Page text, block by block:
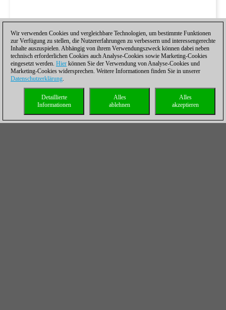
Wir verwenden Cookies und vergleichbare Technologien, um bestimmte Funktionen
zur Verfügung zu stellen, die Nutzererfahrungen zu verbessern und interessengerechte
Inhalte auszuspielen. Abhängig von ihrem Verwendungszweck können dabei neben
technisch erforderlichen Cookies auch Analyse-Cookies sowie Marketing-Cookies
eingesetzt werden. Hier können Sie der Verwendung von Analyse-Cookies und
Marketing-Cookies widersprechen. Weitere Informationen finden Sie in unserer
Datenschutzerklärung.
Alles
akzeptieren
Alles
ablehnen
Detaillierte
Informationen